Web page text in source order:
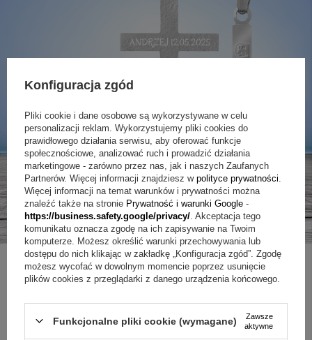
ZAPYTAJ O PRODUKT
Konfiguracja zgód
Pliki cookie i dane osobowe są wykorzystywane w celu
personalizacji reklam. Wykorzystujemy pliki cookies do
prawidłowego działania serwisu, aby oferować funkcje
społecznościowe, analizować ruch i prowadzić działania
marketingowe - zarówno przez nas, jak i naszych Zaufanych
Partnerów. Więcej informacji znajdziesz w polityce prywatności
Więcej informacji na temat warunków i prywatności można
znaleźć także na stronie Prywatność i warunki Google -
https://business.safety.google/privacy/ . Akceptacja tego
komunikatu oznacza zgodę na ich zapisywanie na Twoim
komputerze. Możesz określić warunki przechowywania lub
dostępu do nich klikając w zakładkę „Konfiguracja zgód”. Zgodę
możesz wycofać w dowolnym momencie poprzez usunięcie
plików cookies z przeglądarki z danego urządzenia końcowego.
Funkcjonalne pliki cookie (wymagane)
Zawsze
aktywne